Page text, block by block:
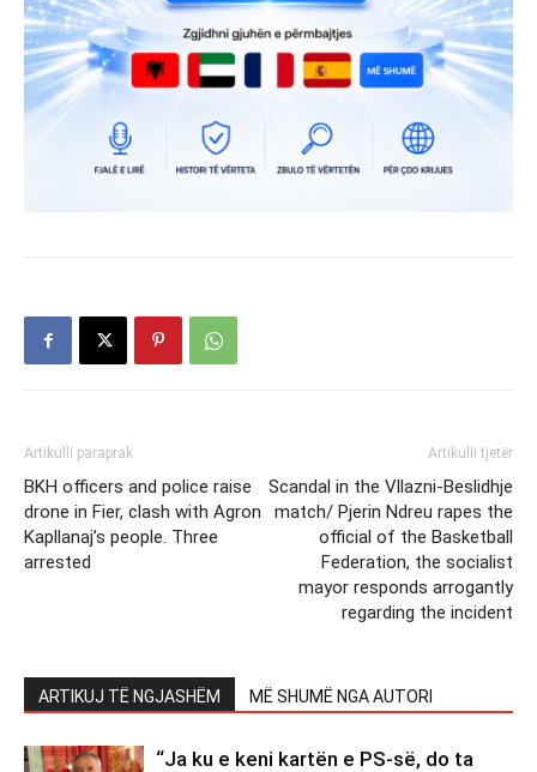
Artikulli paraprak
BKH officers and police raise
drone in Fier, clash with Agron
Kapllanaj’s people. Three
arrested
Artikulli tjetër
Scandal in the Vllazni-Beslidhje
match/ Pjerin Ndreu rapes the
official of the Basketball
Federation, the socialist
mayor responds arrogantly
regarding the incident
ARTIKUJ TË NGJASHËM MË SHUMË NGA AUTORI
“Ja ku e keni kartën e PS-së, do ta